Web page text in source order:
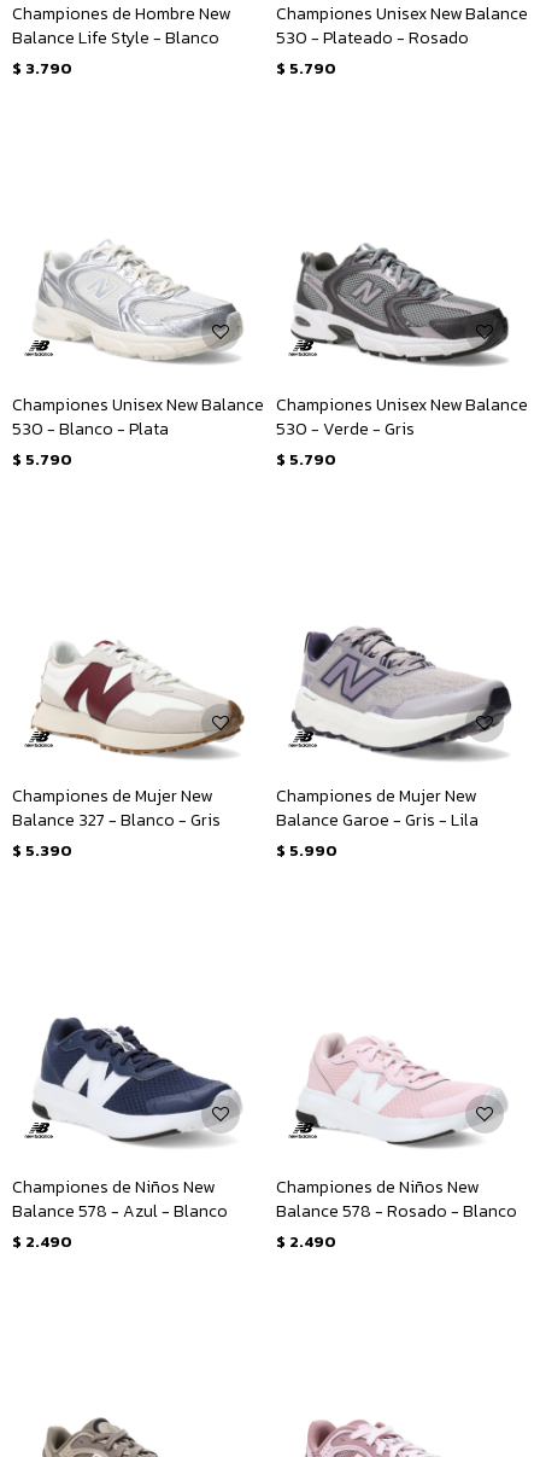
Championes de Hombre New
Balance Life Style - Blanco
$ 3.790
Championes Unisex New Balance
530 - Plateado - Rosado
$ 5.790
Championes Unisex New Balance
530 - Blanco - Plata
$ 5.790
Championes Unisex New Balance
530 - Verde - Gris
$ 5.790
Championes de Mujer New
Balance 327 - Blanco - Gris
$ 5.390
Championes de Mujer New
Balance Garoe - Gris - Lila
$ 5.990
Championes de Niños New
Balance 578 - Azul - Blanco
$ 2.490
Championes de Niños New
Balance 578 - Rosado - Blanco
$ 2.490